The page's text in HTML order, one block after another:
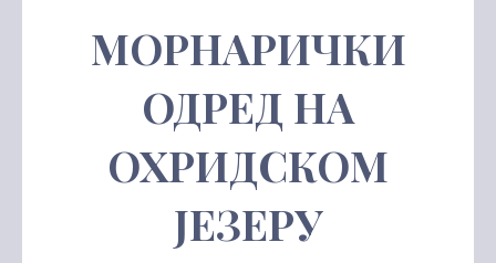
МОРНАРИЧКИ
ОДРЕД НА
ОХРИДСКОМ
ЈЕЗЕРУ